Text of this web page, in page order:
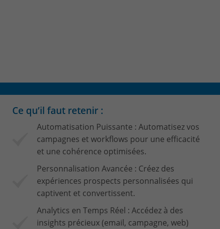
Ce qu’il faut retenir :
Automatisation Puissante : Automatisez vos
campagnes et workflows pour une efficacité
et une cohérence optimisées.
Personnalisation Avancée : Créez des
expériences prospects personnalisées qui
captivent et convertissent.
Analytics en Temps Réel : Accédez à des
insights précieux (email, campagne, web)